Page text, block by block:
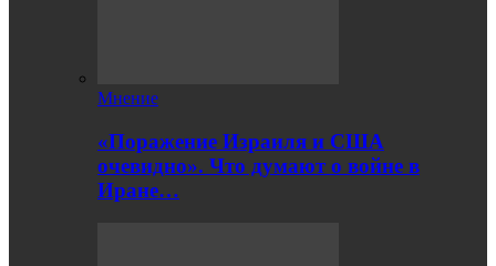
Мнение
«Поражение Израиля и США
очевидно». Что думают о войне в
Иране…